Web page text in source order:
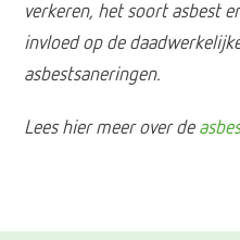
verkeren, het soort asbest
invloed op de
asbestsaneringen.
Lees hier meer over de